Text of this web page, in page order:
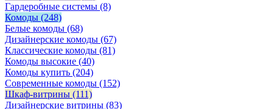
Гардеробные системы (8)
Комоды (248)
Белые комоды (68)
Дизайнерские комоды (67)
Классические комоды (81)
Комоды высокие (40)
Комоды купить (204)
Современные комоды (152)
Шкаф-витрины (111)
Дизайнерские витрины (83)